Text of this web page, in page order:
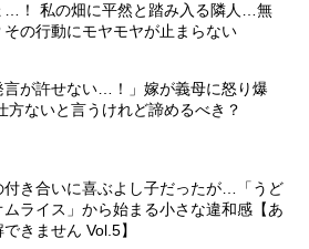
…！ 私の畑に平然と踏み入る隣人…無
その行動にモヤモヤが止まらない
言が許せない…！」嫁が義母に怒り爆
方ないと言うけれど諦めるべき？
付き合いに喜ぶよし子だったが…「うど
ムライス」から始まる小さな違和感【あ
きません Vol.5】